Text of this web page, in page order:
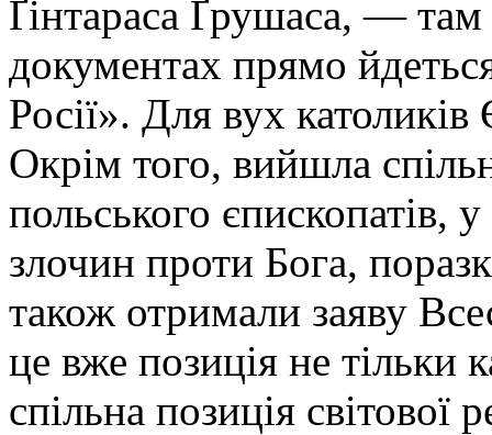
Ґінтараса Ґрушаса, —
документах прямо
Росії». Для вух
Окрім того, вийшла
польського єпископатів,
злочин проти Бога,
також отримали заяву
це вже позиція не тільки
спільна позиція світової